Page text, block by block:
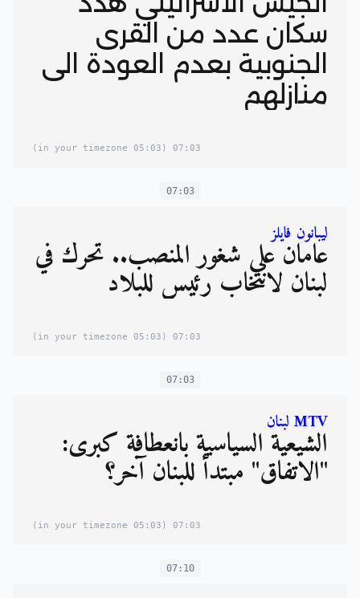
سكان عدد من القرى
الجنوبية بعدم العودة الى
منازلهم
07:03
(05:03 in your timezone)
07:03
ليبانون فايلز
عامان على شغور المنصب.. تحرك في
لبنان لانتخاب رئيس للبلاد
07:03
(05:03 in your timezone)
07:03
MTV لبنان
الشيعية السياسية بانعطافة كبرى:
"الاتفاق" مبتدأ للبنان آخر؟
07:03
(05:03 in your timezone)
07:10